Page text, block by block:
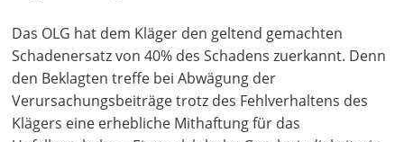
Das OLG hat dem Kläger den geltend gemachten
Schadenersatz von 40% des Schadens zuerkannt. Denn
den Beklagten treffe bei Abwägung der
Verursachungsbeiträge trotz des Fehlverhaltens des
Klägers eine erhebliche Mithaftung für das